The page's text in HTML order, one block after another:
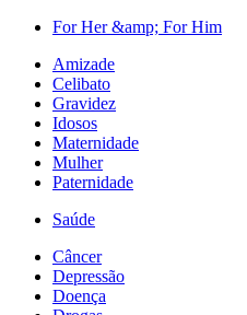
For Her &amp; For Him
Amizade
Celibato
Gravidez
Idosos
Maternidade
Mulher
Paternidade
Saúde
Câncer
Depressão
Doença